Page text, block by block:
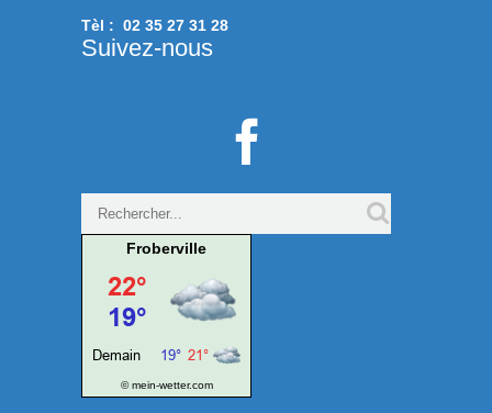
Tèl : 02 35 27 31 28
Suivez-nous

Froberville
© mein-wetter.com